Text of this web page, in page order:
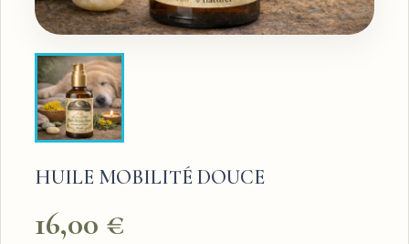
HUILE MOBILITÉ DOUCE
16,00 €